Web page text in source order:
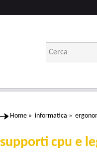
Home » informatica »
supporti cpu e